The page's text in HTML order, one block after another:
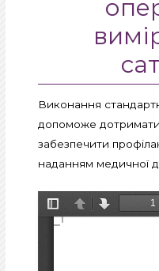
Виконання
допоможе
забезпечити
наданням медичної